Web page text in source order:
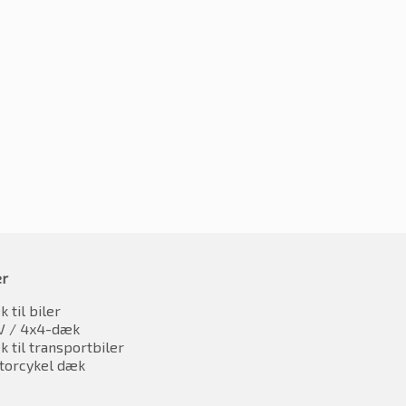
75T
til biler
/ 4x4-dæk
til transportbiler
dæk